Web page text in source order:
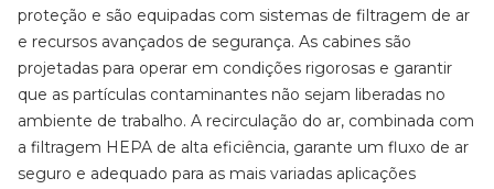
proteção e são equipadas com sistemas de filtragem de ar
e recursos avançados de segurança. As cabines são
projetadas para operar em condições rigorosas e garantir
que as partículas contaminantes não sejam liberadas no
ambiente de trabalho. A recirculação do ar, combinada com
a filtragem HEPA de alta eficiência, garante um fluxo de ar
seguro e adequado para as mais variadas aplicações